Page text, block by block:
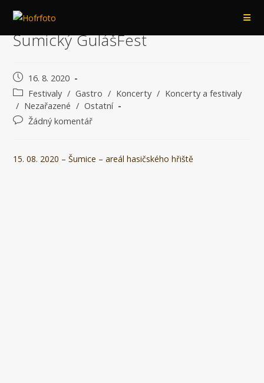
obsahuŠumický GulášFest
Příspěvek
byl
publikován
16. 8. 2020
Rubriky
příspěvku
Festivaly / Gastro / Koncerty / Koncerty a festivaly
/ Nezařazené / Ostatní
Komentáře
Žádný komentář
15. 08. 2020 – Šumice – areál hasičského hřiště